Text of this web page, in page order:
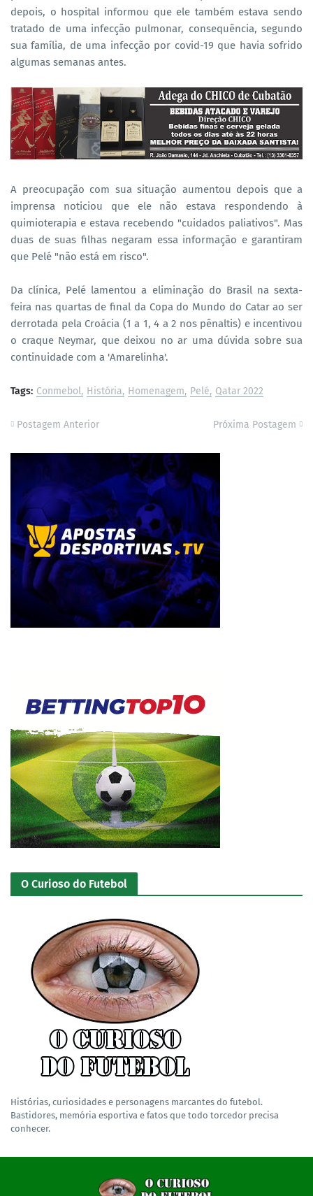
depois, o hospital informou que ele também estava sendo
tratado de uma infecção pulmonar, consequência, segundo
sua família, de uma infecção por covid-19 que havia sofrido
algumas semanas antes.
A preocupação com sua situação aumentou depois que a
imprensa noticiou que ele não estava respondendo à
quimioterapia e estava recebendo "cuidados paliativos". Mas
duas de suas filhas negaram essa informação e garantiram
que Pelé "não está em risco".
Da clínica, Pelé lamentou a eliminação do Brasil na sexta-
feira nas quartas de final da Copa do Mundo do Catar ao ser
derrotada pela Croácia (1 a 1, 4 a 2 nos pênaltis) e incentivou
o craque Neymar, que deixou no ar uma dúvida sobre sua
continuidade com a 'Amarelinha'.
Tags: Conmebol História Homenagem Pelé Qatar 2022
Postagem Anterior Próxima Postagem
O Curioso do Futebol
Histórias, curiosidades e personagens marcantes do futebol.
Bastidores, memória esportiva e fatos que todo torcedor precisa
conhecer.